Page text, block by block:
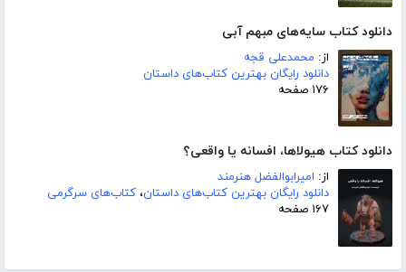
دانلود کتاب سایه‌های مبهم آبی
از: محمدعلی قجه
دانلود رایگان بهترین کتاب‌های داستان
۱۷۶ صفحه
دانلود کتاب هیولاها، افسانه یا واقعی؟
از: امیرابوالفضل هنرمند
دانلود رایگان بهترین کتاب‌های داستان، کتاب‌های سرگرمی
۱۶۷ صفحه